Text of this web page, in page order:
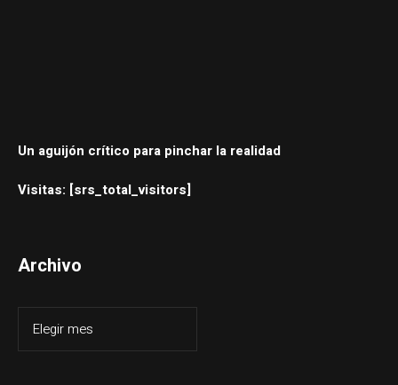
Un aguijón crítico para pinchar la realidad
Visitas: [srs_total_visitors]
Archivo